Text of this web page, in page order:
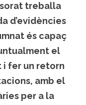
treballa
d’evidències
és capaç
el
i fer un retorn
amb el
per a la